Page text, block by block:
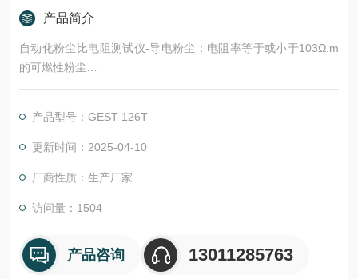
产品简介
自动化粉尘比电阻测试仪-导电粉尘：电阻率等于或小于103Ω.m
的可燃性粉尘
非导电粉尘：电阻率大于103Ω.m的可燃性粉尘
之间测得的电阻最小值。
产品型号：GEST-126T
更新时间：2025-04-10
厂商性质：生产厂家
访问量：1504
产品咨询 13011285763